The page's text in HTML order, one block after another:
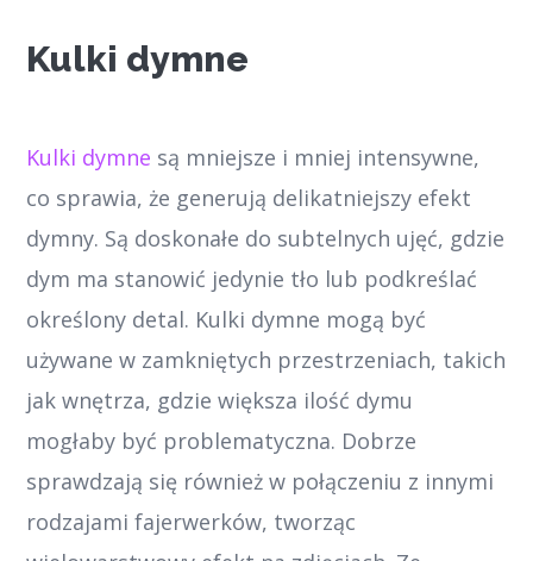
Kulki dymne
Kulki dymne są mniejsze i mniej intensywne,
co sprawia, że generują delikatniejszy efekt
dymny. Są doskonałe do subtelnych ujęć, gdzie
dym ma stanowić jedynie tło lub podkreślać
określony detal. Kulki dymne mogą być
używane w zamkniętych przestrzeniach, takich
jak wnętrza, gdzie większa ilość dymu
mogłaby być problematyczna. Dobrze
sprawdzają się również w połączeniu z innymi
rodzajami fajerwerków, tworząc